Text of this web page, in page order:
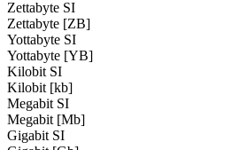
Zettabyte SI
Zettabyte [ZB]
Yottabyte SI
Yottabyte [YB]
Kilobit SI
Kilobit [kb]
Megabit SI
Megabit [Mb]
Gigabit SI